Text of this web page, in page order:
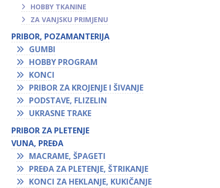
HOBBY TKANINE
ZA VANJSKU PRIMJENU
PRIBOR, POZAMANTERIJA
GUMBI
HOBBY PROGRAM
KONCI
PRIBOR ZA KROJENJE I ŠIVANJE
PODSTAVE, FLIZELIN
UKRASNE TRAKE
PRIBOR ZA PLETENJE
VUNA, PREĐA
MACRAME, ŠPAGETI
PREĐA ZA PLETENJE, ŠTRIKANJE
KONCI ZA HEKLANJE, KUKIČANJE